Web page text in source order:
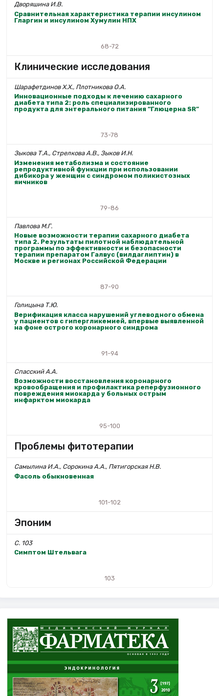
Дворяшина И.В.
Сравнительная характеристика терапии инсулином
Гларгин и инсулином Хумулин НПХ
68-72
Клинические исследования
Шарафетдинов Х.Х., Плотникова О.А.
Инновационные подходы к лечению сахарного
диабета типа 2: роль специализированного
продукта для энтерального питания “Глюцерна SR”
73-78
Зыкова Т.А., Стрелкова А.В., Зыков И.Н.
Изменения метаболизма и состояние
репродуктивной функции при использовании
дибикора у женщин с синдромом поликистозных
яичников
79-86
Павлова М.Г.
Новые возможности терапии сахарного диабета
типа 2. Результаты пилотной наблюдательной
программы по эффективности и безопасности
терапии препаратом Галвус (вилдаглиптин) в
Москве и регионах Российской Федерации
87-90
Голицына Т.Ю.
Верификация класса нарушений углеводного обмена
у пациентов с гипергликемией, впервые выявленной
на фоне острого коронарного синдрома
91-94
Спасский А.А.
Возможности восстановления коронарного
кровообращения и профилактика реперфузионного
повреждения миокарда у больных острым
инфарктом миокарда
95-100
Проблемы фитотерапии
Самылина И.А., Сорокина А.А., Пятигорская Н.В.
Фасоль обыкновенная
101-102
Эпоним
С. 103
Симптом Штельвага
103